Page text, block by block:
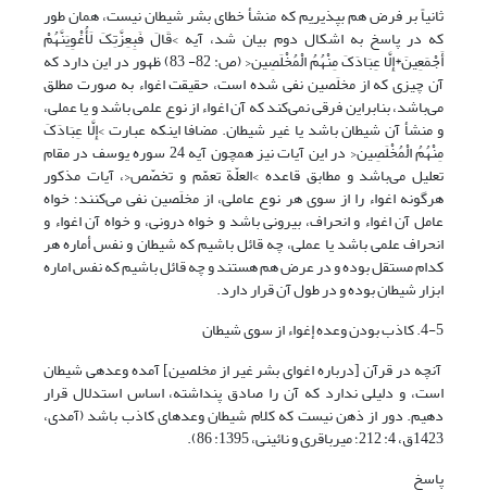
ثانیاً بر فرض هم بپذیریم که منشأ خطای بشر شیطان نیست، همان طور
که در پاسخ به اشکال دوم بیان شد، آیه >قَالَ فَبِعِزَّتِکَ لَأُغْوِیَنَّهُمْ
أَجْمَعِینَ*إِلَّا عِبَادَکَ مِنْهُمُ الْمُخْلَصِین< (ص: 82- 83) ظهور در این دارد که
آن چیزی که از مخلَصین نفی شده است، حقیقت اغواء به صورت مطلق
می‌باشد، بنابراین فرقی نمی‌کند که آن اغواء از نوع علمی باشد و یا عملی،
و منشأ آن شیطان باشد یا غیر شیطان. مضافا اینکه عبارت >إِلَّا عِبَادَکَ
مِنْهُمُ الْمُخْلَصِین< در این آیات نیز همچون آیه 24 سوره یوسف در مقام
تعلیل می‌باشد و مطابق قاعده >العلّة تعمّم و تخصّص<، آیات مذکور
هرگونه اغواء را از سوی هر نوع عاملی، از مخلَصین نفی می‌کنند؛ خواه
عامل آن اغواء و انحراف، بیرونی باشد و خواه درونی، و خواه آن اغواء و
انحراف علمی باشد یا عملی، چه قائل باشیم که شیطان و نفس أماره هر
کدام مستقل بوده و در عرض هم هستند و چه قائل باشیم که نفس اماره
ابزار شیطان بوده و در طول آن قرار دارد.
4-5. کاذب بودن وعده إغواء از سوی شیطان
آنچه در قرآن [درباره اغوای بشر غیر از مخلصین] آمده وعده­ی شیطان
است، و دلیلی ندارد که آن را صادق پنداشته، اساس استدلال قرار
دهیم. دور از ذهن نیست که کلام شیطان وعده­ای کاذب باشد (آمدی،
1423ق، 4: 212؛ میرباقری و نائینی، 1395: 86).
پاسخ